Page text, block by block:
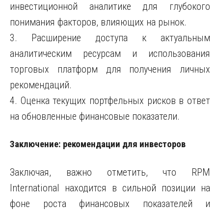
инвестиционной аналитике для глубокого
понимания факторов, влияющих на рынок.
3. Расширение доступа к актуальным
аналитическим ресурсам и использования
торговых платформ для получения личных
рекомендаций.
4. Оценка текущих портфельных рисков в ответ
на обновленные финансовые показатели.
Заключение: рекомендации для инвесторов
Заключая, важно отметить, что RPM
International находится в сильной позиции на
фоне роста финансовых показателей и